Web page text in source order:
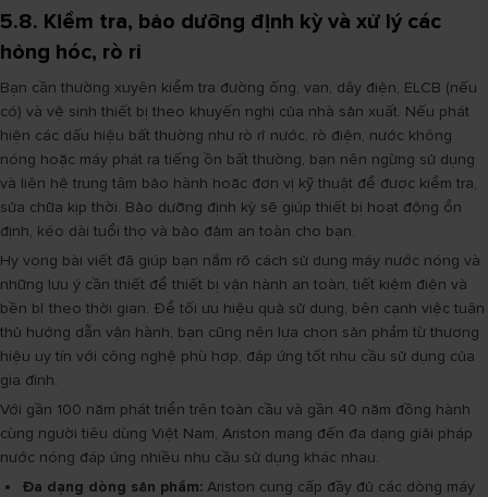
5.8. Kiểm tra, bảo dưỡng định kỳ và xử lý các
hỏng hóc, rò rỉ
Bạn cần thường xuyên kiểm tra đường ống, van, dây điện, ELCB (nếu
có) và vệ sinh thiết bị theo khuyến nghị của nhà sản xuất. Nếu phát
hiện các dấu hiệu bất thường như rò rỉ nước, rò điện, nước không
nóng hoặc máy phát ra tiếng ồn bất thường, bạn nên ngừng sử dụng
và liên hệ trung tâm bảo hành hoặc đơn vị kỹ thuật để được kiểm tra,
sửa chữa kịp thời. Bảo dưỡng định kỳ sẽ giúp thiết bị hoạt động ổn
định, kéo dài tuổi thọ và bảo đảm an toàn cho bạn.
Hy vọng bài viết đã giúp bạn nắm rõ cách sử dụng máy nước nóng và
những lưu ý cần thiết để thiết bị vận hành an toàn, tiết kiệm điện và
bền bỉ theo thời gian. Để tối ưu hiệu quả sử dụng, bên cạnh việc tuân
thủ hướng dẫn vận hành, bạn cũng nên lựa chọn sản phẩm từ thương
hiệu uy tín với công nghệ phù hợp, đáp ứng tốt nhu cầu sử dụng của
gia đình.
Với gần 100 năm phát triển trên toàn cầu và gần 40 năm đồng hành
cùng người tiêu dùng Việt Nam, Ariston mang đến đa dạng giải pháp
nước nóng đáp ứng nhiều nhu cầu sử dụng khác nhau.
Đa dạng dòng sản phẩm: Ariston cung cấp đầy đủ các dòng máy